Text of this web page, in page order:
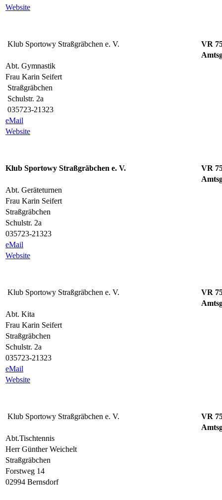
Website
Klub Sportowy Straßgräbchen e. V.
VR
Abt. Gymnastik
Frau Karin Seifert
Straßgräbchen
Schulstr. 2a
035723-21323
eMail
Website
Klub Sportowy Straßgräbchen e. V.
VR
Abt. Geräteturnen
Frau Karin Seifert
Straßgräbchen
Schulstr. 2a
035723-21323
eMail
Website
Klub Sportowy Straßgräbchen e. V.
VR
Abt. Kita
Frau Karin Seifert
Straßgräbchen
Schulstr. 2a
035723-21323
eMail
Website
Klub Sportowy Straßgräbchen e. V.
VR
Abt.Tischtennis
Herr Günther Weichelt
Straßgräbchen
Forstweg 14
02994 Bernsdorf